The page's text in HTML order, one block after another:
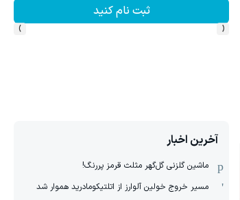
ثبت نام کنید
‹
›
آخرین اخبار
ماشین گلزنی گل‌گهر مثلث قرمز پررنگ!
مسیر خروج خولین آلوارز از اتلتیکومادرید هموار شد